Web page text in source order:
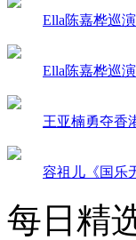
Ella陈嘉桦巡
Ella陈嘉桦巡
王亚楠勇夺香
容祖儿《国乐
每日精